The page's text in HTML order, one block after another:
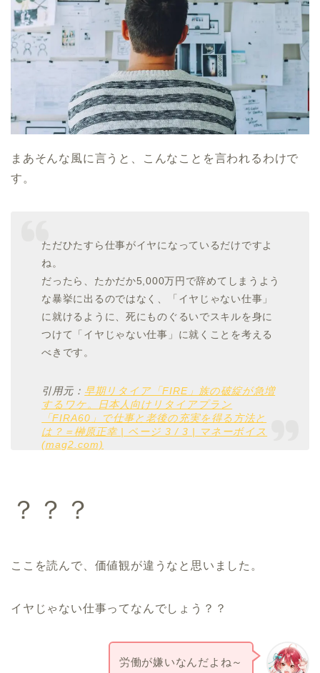
まあそんな風に言うと、こんなことを言われるわけで
す。
ただひたすら仕事がイヤになっているだけですよ
ね。
だったら、たかだか5,000万円で辞めてしまうよう
な暴挙に出るのではなく、「イヤじゃない仕事」
に就けるように、死にものぐるいでスキルを身に
つけて「イヤじゃない仕事」に就くことを考える
べきです。
引用元： 早期リタイア「FIRE」族の破綻が急増
するワケ。日本人向けリタイアプラン
「FIRA60」で仕事と老後の充実を得る方法と
は？＝榊原正幸 | ページ 3 / 3 | マネーボイス
(mag2.com)
？？？
ここを読んで、価値観が違うなと思いました。
イヤじゃない仕事ってなんでしょう？？
労働が嫌いなんだよね～